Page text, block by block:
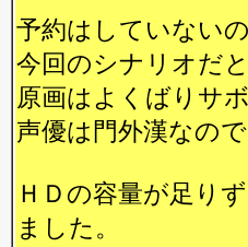
予約はしていない
今回のシナリオだ
原画はよくばりサ
声優は門外漢なの
ＨＤの容量が足り
ました。